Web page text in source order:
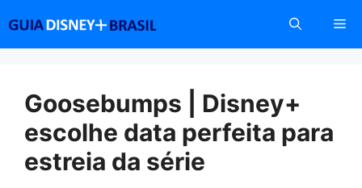
conteúdo
Goosebumps | Disney+
escolhe data perfeita para
estreia da série